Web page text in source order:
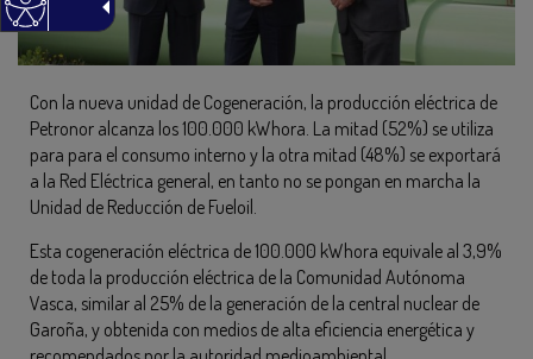
Con la nueva unidad de Cogeneración, la producción eléctrica de
Petronor alcanza los 100.000 kWhora. La mitad (52%) se utiliza
para para el consumo interno y la otra mitad (48%) se exportará
a la Red Eléctrica general, en tanto no se pongan en marcha la
Unidad de Reducción de Fueloil.
Esta cogeneración eléctrica de 100.000 kWhora equivale al 3,9%
de toda la producción eléctrica de la Comunidad Autónoma
Vasca, similar al 25% de la generación de la central nuclear de
Garoña, y obtenida con medios de alta eficiencia energética y